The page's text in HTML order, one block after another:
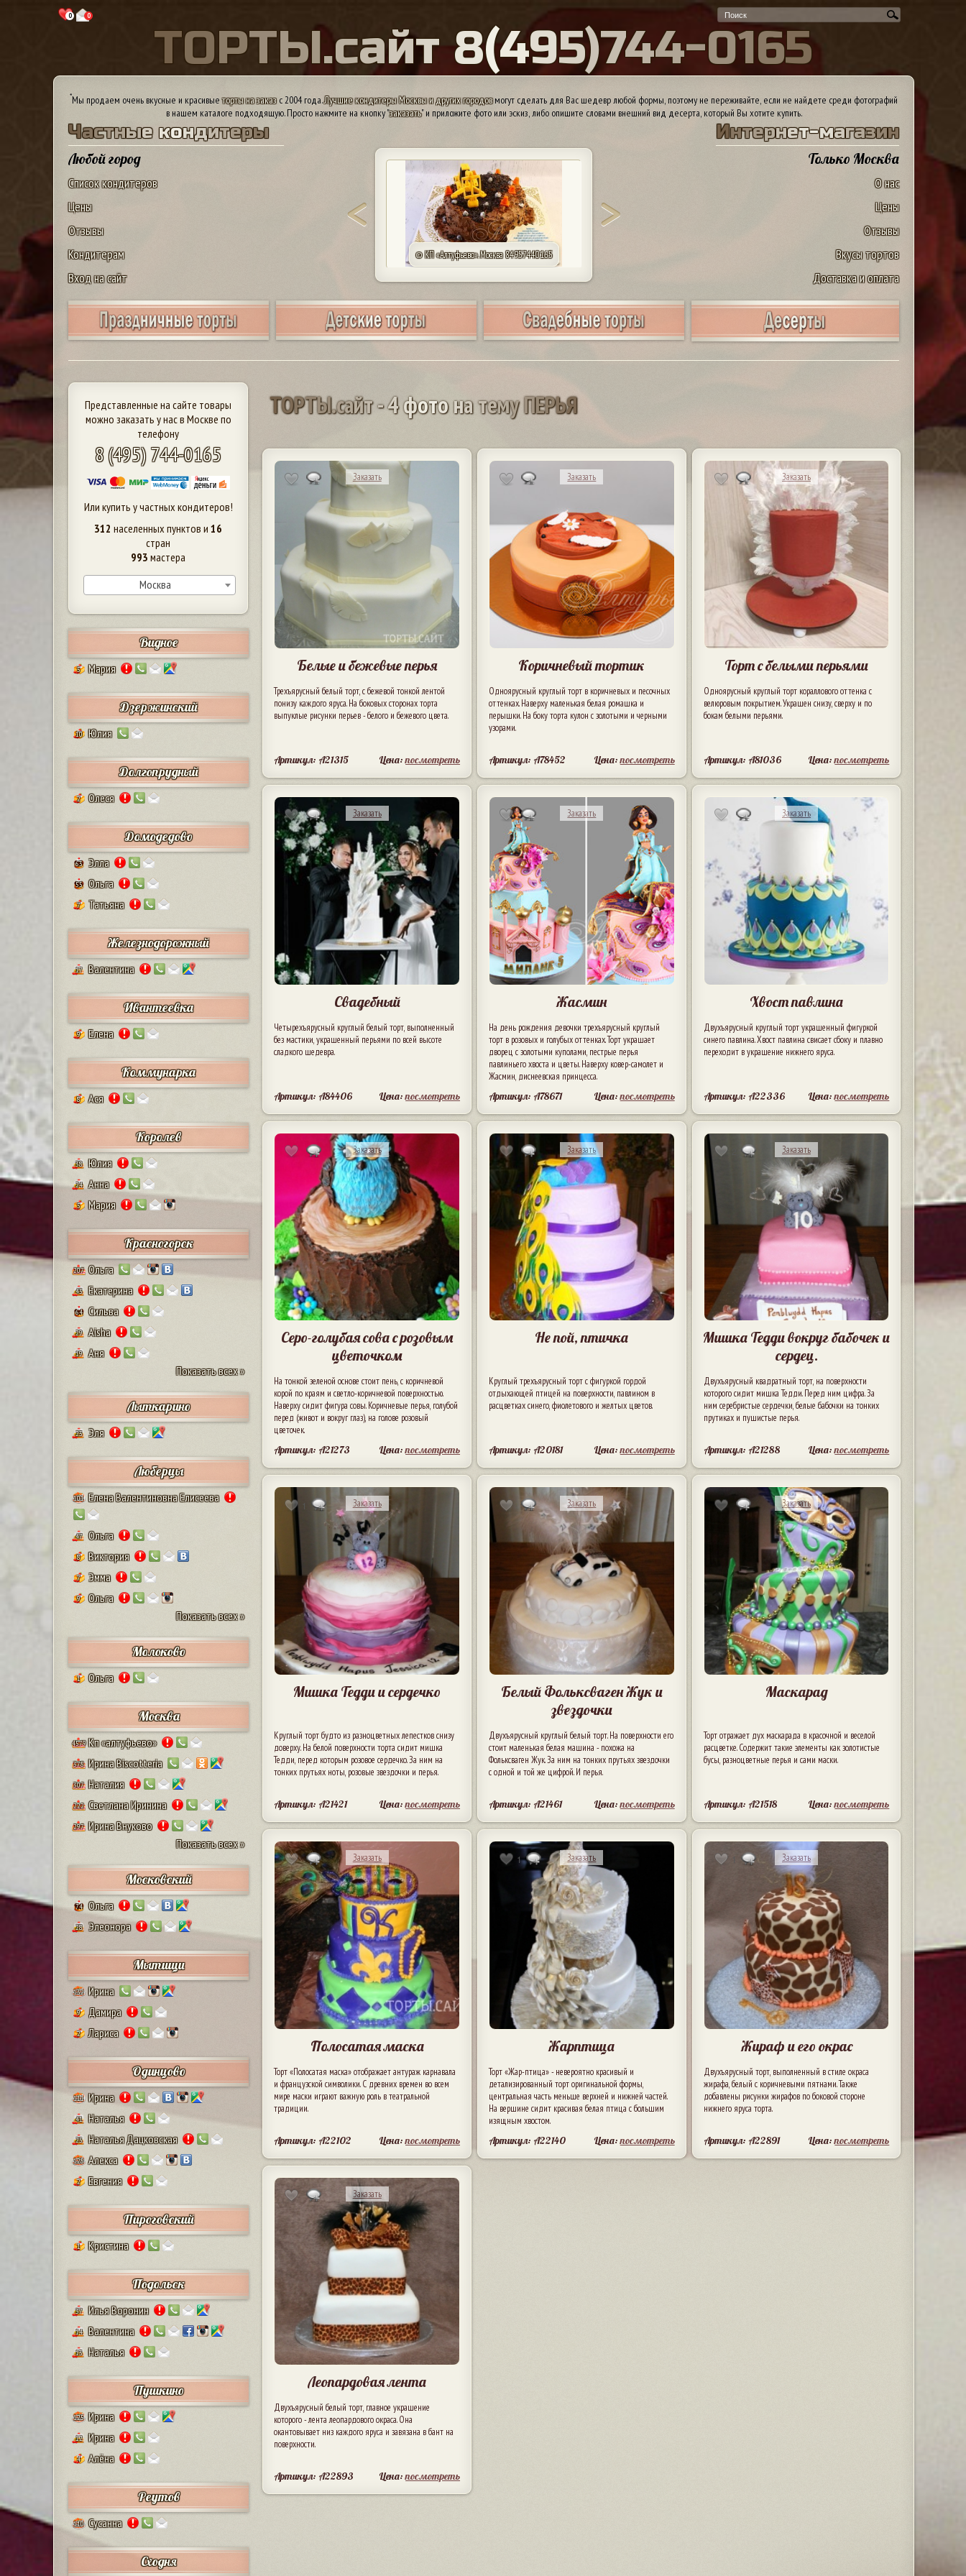
0 0
ТОРТЫ.сайт 8(495)744-0165
*Мы продаем очень вкусные и красивыеторты на заказс 2004 года.Лучшие кондитеры Москвы и других городовмогут сделать для Вас шедевр любой формы, поэтому не переживайте, если не найдете среди фотографий
в нашем каталоге подходящую. Просто нажмите на кнопку "заказать" и приложите фото или эскиз, либо опишите словами внешний вид десерта, который Вы хотите купить.
Частные кондитеры
Любой город
Список кондитеров
Цены
Отзывы
Кондитерам
Вход на сайт
Интернет-магазин
Только Москва
О нас
Цены
Отзывы
Вкусы тортов
Доставка и оплата
© КП «Алтуфьево». Москва 84957440165
Представленные на сайте товары
можно заказать у нас в Москве по
телефону
8 (495) 744-0165
Или купить у частных кондитеров!
312 населенных пунктов и16
стран
993 мастера
Москва
Видное
5 Мария
Дзержинский
10 Юлия
Долгопрудный
2 Олеся
Домодедово
63 Элла
55 Ольга
7 Татьяна
Железнодорожный
17 Валентина
Ивантеевка
9 Елена
Коммунарка
8 Ася
Королев
38 Юлия
24 Анна
5 Мария
Красногорск
207 Ольга
43 Екатерина
64 Сильва
29 Aisha
19
Аня
Показать всех »
Лыткарино
23 Эля
Люберцы
101 Елена Валентиновна Елисеева
47 Ольга
8 Виктория
7 Эмма
9
Ольга
Показать всех »
Молоково
1 Ольга
Москва
4579 Кп «алтуфьево»
378 Ирина Biscotteria
307 Наталия
222 Светлана Иринина
297 Ирина Внуково
Показать всех »
Московский
74 Ольга
28 Элеонора
Мытищи
132 Ирина
9 Дамира
2 Лариса
Одинцово
111 Ирина
41 Наталья
25 Наталья Дацковская
128 Алекса
2 Евгения
Пироговский
1 Кристина
Подольск
37 Илья Воронин
14 Валентина
13 Наталья
Пушкино
125 Ирина
12 Ирина
4 Алёна
Реутов
110 Сусанна
Сходня
ТОРТЫ.сайт-4фотонатемуПЕРЬЯ
Заказать
Белые и бежевые перья
Трехъярусный белый торт, с бежевой тонкой лентой
понизу каждого яруса. На боковых сторонах торта
выпуклые рисунки перьев - белого и бежевого цвета.
Артикул: A21315 Цена:посмотреть
Заказать
Коричневый тортик
Одноярусный круглый торт в коричневых и песочных
оттенках. Наверху маленькая белая ромашка и
перышки. На боку торта кулон с золотыми и черными
узорами.
Артикул: A78452 Цена:посмотреть
Заказать
Торт с белыми перьями
Одноярусный круглый торт кораллового оттенка с
велюровым покрытием. Украшен снизу, сверху и по
бокам белыми перьями.
Артикул: A81036 Цена:посмотреть
Заказать
Свадебный
Четырехъярусный круглый белый торт, выполненный
без мастики, украшенный перьями по всей высоте
сладкого шедевра.
Артикул: A84406 Цена:посмотреть
Заказать
Жасмин
На день рождения девочки трехъярусный круглый
торт в розовых и голубых оттенках. Торт украшает
дворец с золотыми куполами, пестрые перья
павлиньего хвоста и цветы. Наверху ковер-самолет и
Жасмин, диснеевская принцесса.
Артикул: A78671 Цена:посмотреть
Заказать
Хвост павлина
Двухъярусный круглый торт украшенный фигуркой
синего павлина. Хвост павлина свисает сбоку и плавно
переходит в украшение нижнего яруса.
Артикул: A22336 Цена:посмотреть
Заказать
Серо-голубая сова с розовым
цветочком
На тонкой зеленой основе стоит пень, с коричневой
корой по краям и светло-коричневой поверхностью.
Наверху сидит фигура совы. Коричневые перья, голубой
перед (живот и вокруг глаз), на голове розовый
цветочек.
Артикул: A21273 Цена:посмотреть
Заказать
Не пой, птичка
Круглый трехъярусный торт с фигуркой гордой
отдыхающей птицей на поверхности, павлином в
расцветках синего, фиолетового и желтых цветов.
Артикул: A20181 Цена:посмотреть
Заказать
Мишка Тедди вокруг бабочек и
сердец.
Двухъярусный квадратный торт, на поверхности
которого сидит мишка Тедди. Перед ним цифра. За
ним серебристые сердечки, белые бабочки на тонких
прутиках и пушистые перья.
Артикул: A21288 Цена:посмотреть
1 Заказать
Мишка Тедди и сердечко
Круглый торт будто из разноцветных лепестков снизу
доверху. На белой поверхности торта сидит мишка
Тедди, перед которым розовое сердечко. За ним на
тонких прутьях ноты, розовые звездочки и перья.
Артикул: A21421 Цена:посмотреть
Заказать
Белый Фольксваген Жук и
звездочки
Двухъярусный круглый белый торт. На поверхности его
стоит маленькая белая машина - похожа на
Фольксваген Жук. За ним на тонких прутьях звездочки
с одной и той же цифрой. И перья.
Артикул: A21461 Цена:посмотреть
Заказать
Маскарад
Торт отражает дух маскарада в красочной и веселой
расцветке. Содержит такие элементы как золотистые
бусы, разноцветные перья и сами маски.
Артикул: A21518 Цена:посмотреть
Заказать
Полосатая маска
Торт «Полосатая маска» отображает антураж карнавала
и французской символики. С древних времен во всем
мире маски играют важную роль в театральной
традиции.
Артикул: A22102 Цена:посмотреть
1 Заказать
Жарптица
Торт «Жар-птица» - невероятно красивый и
детализированный торт оригинальной формы,
центральная часть меньше верхней и нижней частей.
На вершине сидит красивая белая птица с большим
изящным хвостом.
Артикул: A22140 Цена:посмотреть
1 Заказать
Жираф и его окрас
Двухъярусный торт, выполненный в стиле окраса
жирафа, белый с коричневыми пятнами. Также
добавлены рисунки жирафов по боковой стороне
нижнего яруса торта.
Артикул: A22891 Цена:посмотреть
Заказать
Леопардовая лента
Двухъярусный белый торт, главное украшение
которого - лента леопардового окраса. Она
окантовывает низ каждого яруса и завязана в бант на
поверхности.
Артикул: A22893 Цена:посмотреть